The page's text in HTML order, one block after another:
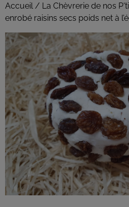
Accueil/ La Chèvrerie de nos
enrobé raisins secs poids net à